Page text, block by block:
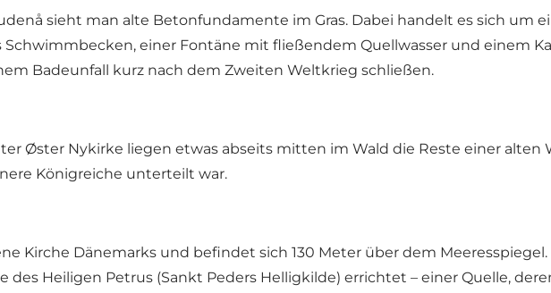
sieht man alte Betonfundamente im Gras. Dabei handelt es sich um
Schwimmbecken, einer Fontäne mit fließendem Quellwasser und einem
Badeunfall kurz nach dem Zweiten Weltkrieg schließen.
Øster Nykirke liegen etwas abseits mitten im Wald die Reste einer alten
Königreiche unterteilt war.
Kirche Dänemarks und befindet sich 130 Meter über dem Meeresspiegel.
des Heiligen Petrus (Sankt Peders Helligkilde) errichtet – einer Quelle,